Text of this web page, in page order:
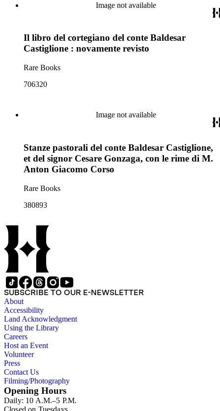
Image not available
Il libro del cortegiano del conte Baldesar
Castiglione : novamente revisto
Rare Books
706320
Image not available
Stanze pastorali del conte Baldesar Castiglione,
et del signor Cesare Gonzaga, con le rime di M.
Anton Giacomo Corso
Rare Books
380893
SUBSCRIBE TO OUR E-NEWSLETTER
About
Accessibility
Land Acknowledgment
Using the Library
Careers
Host an Event
Volunteer
Press
Contact Us
Filming/Photography
Opening Hours
Daily: 10 A.M.–5 P.M.
Closed on Tuesdays